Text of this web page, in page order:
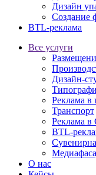
Дизайн
Создание
BTL-реклама
Все услуги
Дизайн-
Реклама в
Транспорт
Реклама
BTL-
О нас